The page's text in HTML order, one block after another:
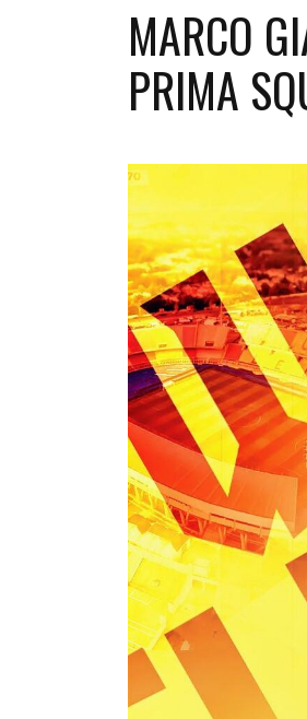
MARCO
PRIMA